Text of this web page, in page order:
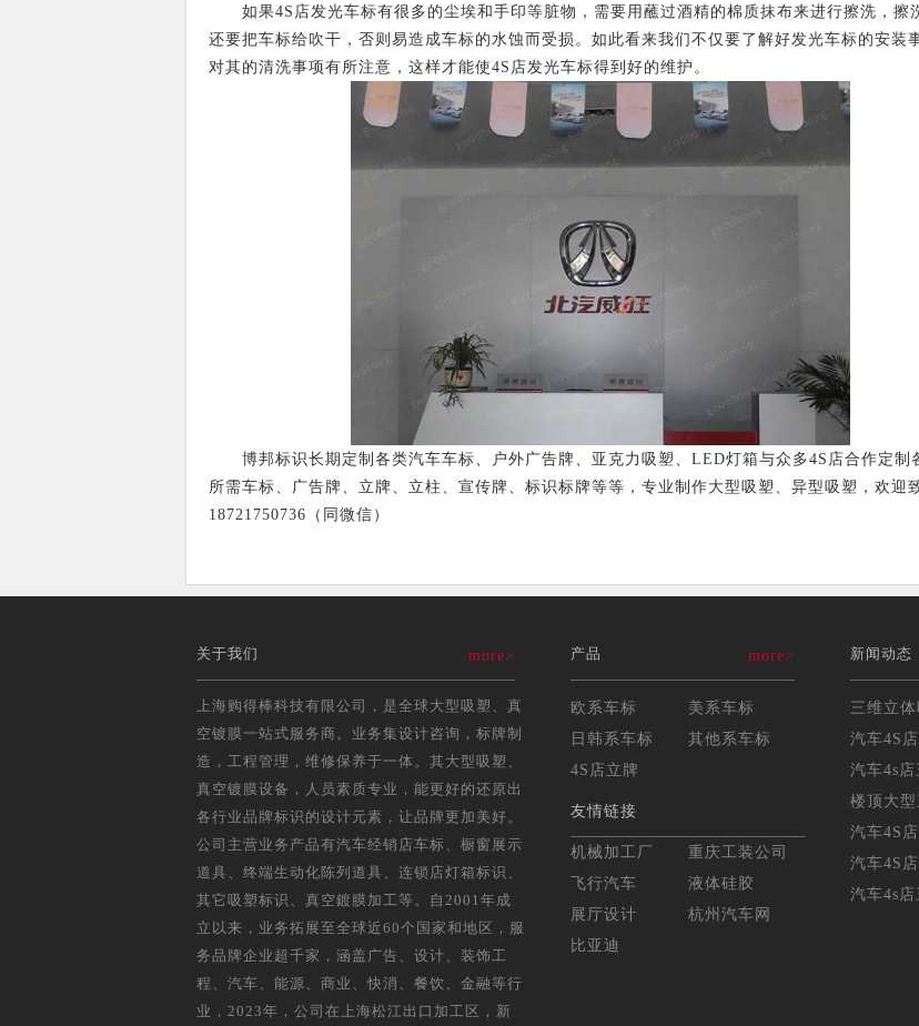
如果4S店发光车标有很多的尘埃和手印等脏物，需要用蘸过酒精的棉质抹布来进行擦洗，擦
还要把车标给吹干，否则易造成车标的水蚀而受损。如此看来我们不仅要了解好发光车标的安装
对其的清洗事项有所注意，这样才能使4S店发光车标得到好的维护。
博邦标识长期定制各类汽车车标、户外广告牌、亚克力吸塑、LED灯箱与众多4S店合作定制
所需车标、广告牌、立牌、立柱、宣传牌、标识标牌等等，专业制作大型吸塑、异型吸塑，欢迎
18721750736（同微信）
关于我们 more>
上海购得棒科技有限公司，是全球大型吸塑、真
空镀膜一站式服务商。业务集设计咨询，标牌制
造，工程管理，维修保养于一体。其大型吸塑、
真空镀膜设备，人员素质专业，能更好的还原出
各行业品牌标识的设计元素，让品牌更加美好。
公司主营业务产品有汽车经销店车标、橱窗展示
道具、终端生动化陈列道具、连锁店灯箱标识、
其它吸塑标识、真空鍍膜加工等。自2001年成
立以来，业务拓展至全球近60个国家和地区，服
务品牌企业超千家，涵盖广告、设计、装饰工
程、汽车、能源、商业、快消、餐饮、金融等行
业，2023年，公司在上海松江出口加工区，新
产品 more>
欧系车标
美系车标
日韩系车标
其他系车标
4S店立牌
友情链接
机械加工厂
重庆工装公司
飞行汽车
液体硅胶
展厅设计
杭州汽车网
比亚迪
新闻动态
汽车4S
汽车4s
楼顶大
汽车4S
汽车4S
汽车4s